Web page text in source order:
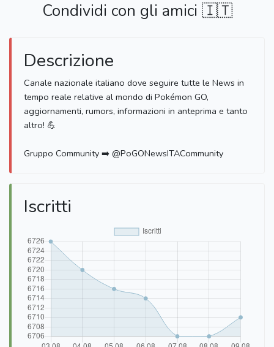
Condividi con gli amici 🇮🇹
Descrizione
Canale nazionale italiano dove seguire tutte le News in
tempo reale relative al mondo di Pokémon GO,
aggiornamenti, rumors, informazioni in anteprima e tanto
altro! 💪
Gruppo Community ➡️ @PoGONewsITACommunity
Iscritti